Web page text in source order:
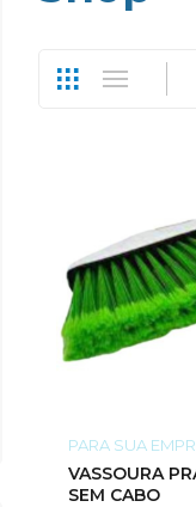
PARA SUA
VASSOURA PRATICA UAI
SEM CABO